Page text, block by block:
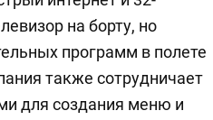
на борту, но
программ в полете
также сотрудничает
для создания меню и